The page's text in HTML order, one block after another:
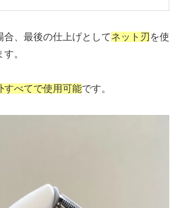
合、最後の仕上げとしてネット刃 を使
。
すべてで使用可能です。